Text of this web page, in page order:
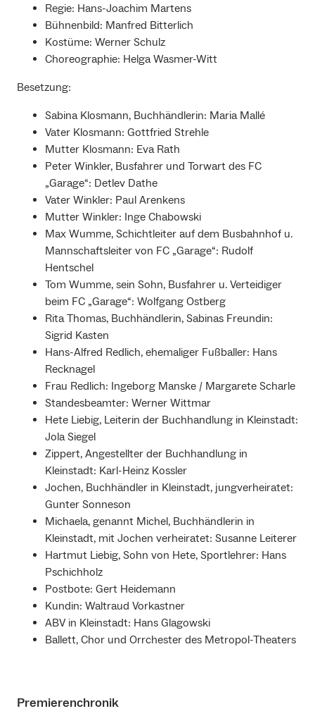
Regie: Hans-Joachim Martens
Bühnenbild: Manfred Bitterlich
Kostüme: Werner Schulz
Choreographie: Helga Wasmer-Witt
Besetzung:
Sabina Klosmann, Buchhändlerin: Maria Mallé
Vater Klosmann: Gottfried Strehle
Mutter Klosmann: Eva Rath
Peter Winkler, Busfahrer und Torwart des FC
„Garage“: Detlev Dathe
Vater Winkler: Paul Arenkens
Mutter Winkler: Inge Chabowski
Max Wumme, Schichtleiter auf dem Busbahnhof u.
Mannschaftsleiter von FC „Garage“: Rudolf
Hentschel
Tom Wumme, sein Sohn, Busfahrer u. Verteidiger
beim FC „Garage“: Wolfgang Ostberg
Rita Thomas, Buchhändlerin, Sabinas Freundin:
Sigrid Kasten
Hans-Alfred Redlich, ehemaliger Fußballer: Hans
Recknagel
Frau Redlich: Ingeborg Manske / Margarete Scharle
Standesbeamter: Werner Wittmar
Hete Liebig, Leiterin der Buchhandlung in Kleinstadt:
Jola Siegel
Zippert, Angestellter der Buchhandlung in
Kleinstadt: Karl-Heinz Kossler
Jochen, Buchhändler in Kleinstadt, jungverheiratet:
Gunter Sonneson
Michaela, genannt Michel, Buchhändlerin in
Kleinstadt, mit Jochen verheiratet: Susanne Leiterer
Hartmut Liebig, Sohn von Hete, Sportlehrer: Hans
Pschichholz
Postbote: Gert Heidemann
Kundin: Waltraud Vorkastner
ABV in Kleinstadt: Hans Glagowski
Ballett, Chor und Orrchester des Metropol-Theaters
Premierenchronik